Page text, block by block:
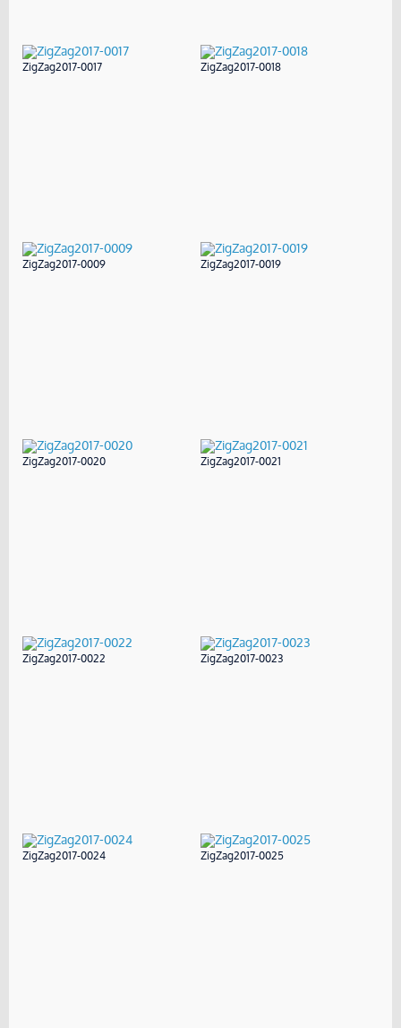
ZigZag2017-0017 ZigZag2017-0018
ZigZag2017-0009 ZigZag2017-0019
ZigZag2017-0020 ZigZag2017-0021
ZigZag2017-0022 ZigZag2017-0023
ZigZag2017-0024 ZigZag2017-0025